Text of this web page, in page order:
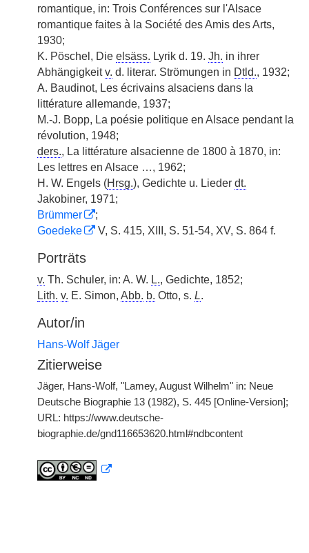
romantique, in: Trois Conférences sur l'Alsace
romantique faites à la Société des Amis des Arts,
1930;
K. Pöschel, Die elsäss. Lyrik d. 19. Jh. in ihrer
Abhängigkeitv. d. literar. Strömungen in Dtld., 1932;
A. Baudinot, Les écrivains alsaciens dans la
littérature allemande, 1937;
M.-J. Bopp, La poésie politique en Alsace pendant la
révolution, 1948;
ders., La littérature alsacienne de 1800 à 1870, in:
Les lettres en Alsace …, 1962;
H. W. Engels (Hrsg.), Gedichte u. Lieder dt.
Jakobiner, 1971;
Brümmer
;
Goedeke
V, S. 415, XIII, S. 51-54, XV, S. 864 f.
Porträts
v. Th. Schuler, in: A. W. L., Gedichte, 1852;
Lith. v. E. Simon, Abb. b. Otto, s. L.
Autor/in
Hans-Wolf Jäger
Zitierweise
Jäger, Hans-Wolf, "Lamey, August Wilhelm" in: Neue
Deutsche Biographie 13 (1982), S. 445 [Online-Version];
URL: https://www.deutsche-
biographie.de/gnd116653620.html#ndbcontent